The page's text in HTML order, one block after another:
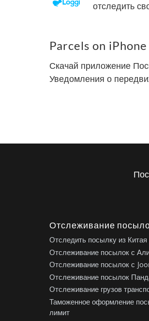
отследить
Parcels on
Скачай приложение
Уведомления о
Отслеживание
Отследить посылку из Китая
Отслеживание посылок с
Отслеживание посылок с
Отслеживание посылок
Отслеживание грузов
Таможенное оформление
лимит